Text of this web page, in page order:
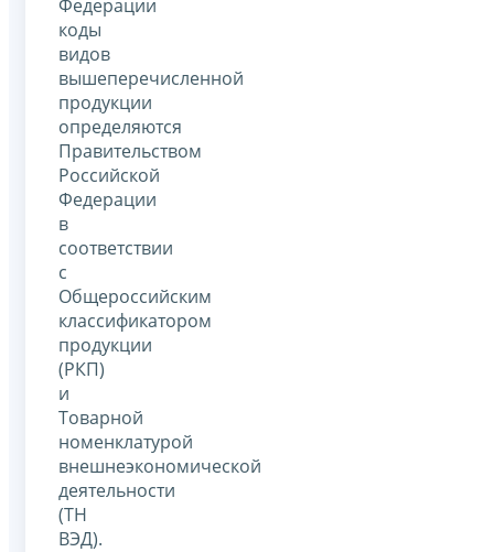
Федерации
коды
видов
вышеперечисленной
продукции
определяются
Правительством
Российской
Федерации
в
соответствии
с
Общероссийским
классификатором
продукции
(РКП)
и
Товарной
номенклатурой
внешнеэкономической
деятельности
(ТН
ВЭД).